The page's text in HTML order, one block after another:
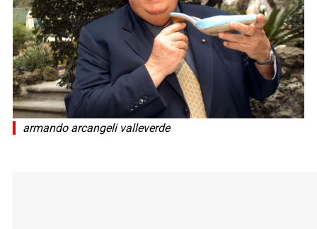
armando arcangeli valleverde